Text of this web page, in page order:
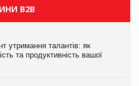
B2B
утримання талантів: як
та продуктивність вашої